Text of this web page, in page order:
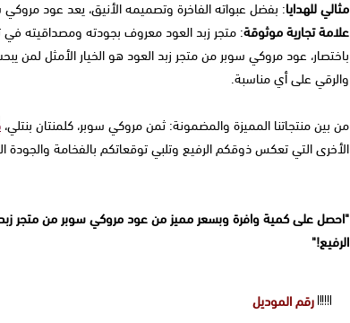
مثالي للهدايا: بفضل عبواته الفاخرة وتصميمه الأنيق، يعد عود مروكي
علامة تجارية موثوقة: متجر زبد العود معروف بجودته ومصداقيته في
باختصار، عود مروكي سوبر من متجر زبد العود هو الخيار الأمثل
والرقي على أي مناسبة.
من بين منتجاتنا المميزة والمضمونة: ثمن مروكي سوبر، كلمنتان بنتلي،
الأخرى التي تعكس ذوقكم الرفيع وتلبي توقعاتكم بالفخامة والجودة
"احصل على كمية وافرة وبسعر مميز من عود مروكي سوبر من متجر
الرفيع!"
رقم الموديل